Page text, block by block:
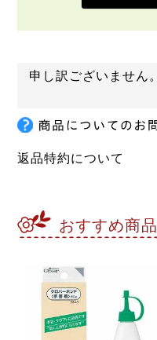
申し訳ございません
返品特約について
おすすめ商品